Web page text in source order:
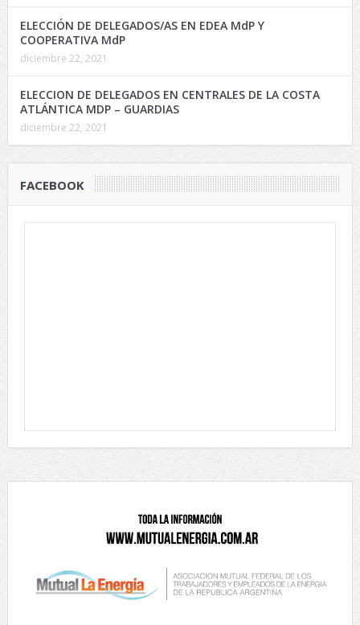
ELECCIÓN DE DELEGADOS/AS EN EDEA MdP Y
COOPERATIVA MdP
diciembre 22, 2021
ELECCION DE DELEGADOS EN CENTRALES DE LA COSTA
ATLÁNTICA MDP – GUARDIAS
diciembre 22, 2021
FACEBOOK